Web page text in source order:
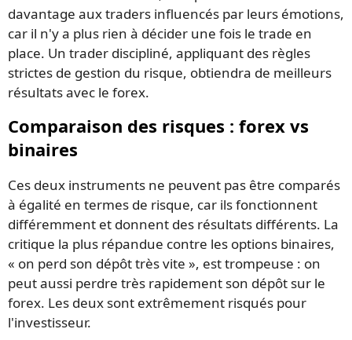
davantage aux traders influencés par leurs émotions,
car il n'y a plus rien à décider une fois le trade en
place. Un trader discipliné, appliquant des règles
strictes de gestion du risque, obtiendra de meilleurs
résultats avec le forex.
Comparaison des risques : forex vs
binaires
Ces deux instruments ne peuvent pas être comparés
à égalité en termes de risque, car ils fonctionnent
différemment et donnent des résultats différents. La
critique la plus répandue contre les options binaires,
« on perd son dépôt très vite », est trompeuse : on
peut aussi perdre très rapidement son dépôt sur le
forex. Les deux sont extrêmement risqués pour
l'investisseur.